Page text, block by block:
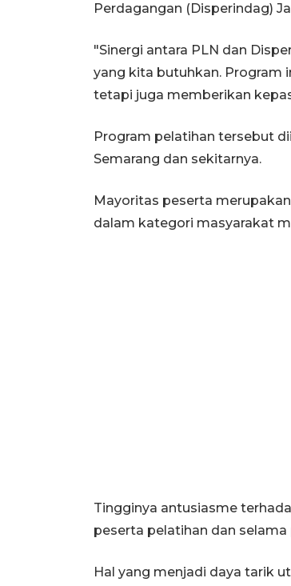
Perdagangan (Disperindag)
"Sinergi antara PLN dan
yang kita butuhkan. Program
tetapi juga memberikan
Program pelatihan tersebut
Semarang dan sekitarnya.
Mayoritas peserta
dalam kategori masyarakat
Tingginya antusiasme
peserta pelatihan dan
Hal yang menjadi daya tarik